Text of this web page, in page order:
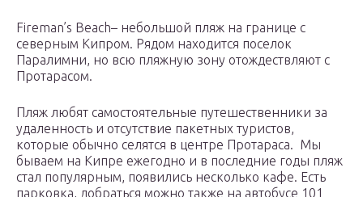
Fireman’s Beach– небольшой пляж на границе с
северным Кипром. Рядом находится поселок
Паралимни, но всю пляжную зону отождествляют с
Протарасом.
Пляж любят самостоятельные путешественники за
удаленность и отсутствие пакетных туристов,
которые обычно селятся в центре Протараса. Мы
бываем на Кипре ежегодно и в последние годы пляж
стал популярным, появились несколько кафе. Есть
парковка, добраться можно также на автобусе 101